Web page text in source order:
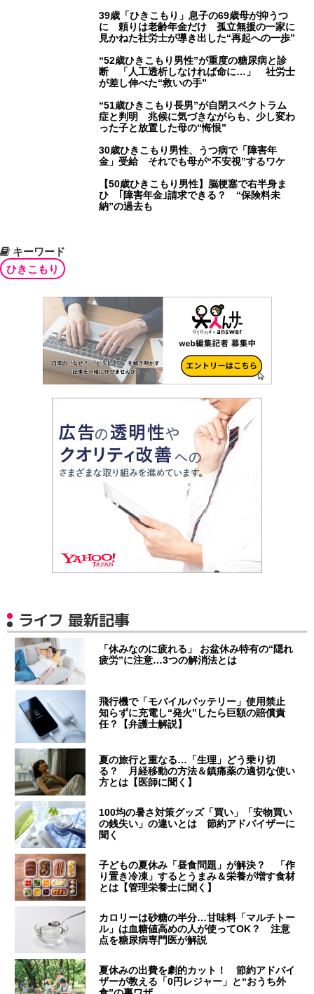
39歳「ひきこもり」息子の69歳母が抑うつ
に 頼りは老齢年金だけ 孤立無援の一家に
見かねた社労士が導き出した“再起への一歩”
“52歳ひきこもり男性”が重度の糖尿病と診
断 「人工透析しなければ命に…」 社労士
が差し伸べた“救いの手”
“51歳ひきこもり長男”が自閉スペクトラム
症と判明 兆候に気づきながらも、少し変わ
った子と放置した母の“悔恨”
30歳ひきこもり男性、うつ病で「障害年
金」受給 それでも母が“不安視”するワケ
【50歳ひきこもり男性】脳梗塞で右半身ま
ひ ｢障害年金｣請求できる？ “保険料未
納”の過去も
キーワード
ひきこもり
ライフ 最新記事
「休みなのに疲れる」 お盆休み特有の“隠れ
疲労”に注意…3つの解消法とは
飛行機で「モバイルバッテリー」使用禁止
知らずに充電し“発火”したら巨額の賠償責
任？【弁護士解説】
夏の旅行と重なる…「生理」どう乗り切
る？ 月経移動の方法＆鎮痛薬の適切な使い
方とは【医師に聞く】
100均の暑さ対策グッズ「買い」「安物買い
の銭失い」の違いとは 節約アドバイザーに
聞く
子どもの夏休み「昼食問題」が解決？ 「作
り置き冷凍」するとうまみ＆栄養が増す食材
とは【管理栄養士に聞く】
カロリーは砂糖の半分…甘味料「マルチトー
ル」は血糖値高めの人が使ってOK？ 注意
点を糖尿病専門医が解説
夏休みの出費を劇的カット！ 節約アドバイ
ザーが教える「0円レジャー」と“おうち外